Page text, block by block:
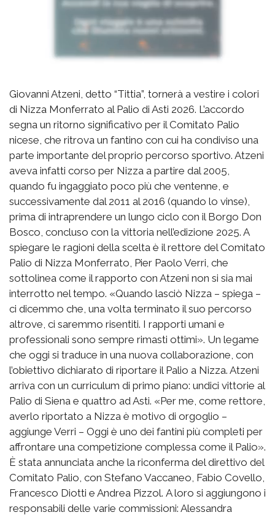
Giovanni Atzeni, detto “Tittia”, tornerà a vestire i colori
di Nizza Monferrato al Palio di Asti 2026. L’accordo
segna un ritorno significativo per il Comitato Palio
nicese, che ritrova un fantino con cui ha condiviso una
parte importante del proprio percorso sportivo. Atzeni
aveva infatti corso per Nizza a partire dal 2005,
quando fu ingaggiato poco più che ventenne, e
successivamente dal 2011 al 2016 (quando lo vinse),
prima di intraprendere un lungo ciclo con il Borgo Don
Bosco, concluso con la vittoria nell’edizione 2025. A
spiegare le ragioni della scelta è il rettore del Comitato
Palio di Nizza Monferrato, Pier Paolo Verri, che
sottolinea come il rapporto con Atzeni non si sia mai
interrotto nel tempo. «Quando lasciò Nizza – spiega –
ci dicemmo che, una volta terminato il suo percorso
altrove, ci saremmo risentiti. I rapporti umani e
professionali sono sempre rimasti ottimi». Un legame
che oggi si traduce in una nuova collaborazione, con
l’obiettivo dichiarato di riportare il Palio a Nizza. Atzeni
arriva con un curriculum di primo piano: undici vittorie al
Palio di Siena e quattro ad Asti. «Per me, come rettore,
averlo riportato a Nizza è motivo di orgoglio –
aggiunge Verri – Oggi è uno dei fantini più completi per
affrontare una competizione complessa come il Palio».
È stata annunciata anche la riconferma del direttivo del
Comitato Palio, con Stefano Vaccaneo, Fabio Covello,
Francesco Diotti e Andrea Pizzol. A loro si aggiungono i
responsabili delle varie commissioni: Alessandra